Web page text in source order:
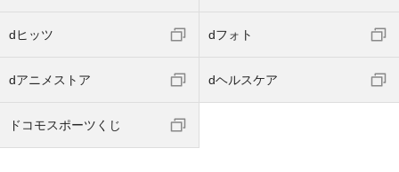
dヒッツ dフォト
dアニメストア dヘルスケア
ドコモスポーツくじ